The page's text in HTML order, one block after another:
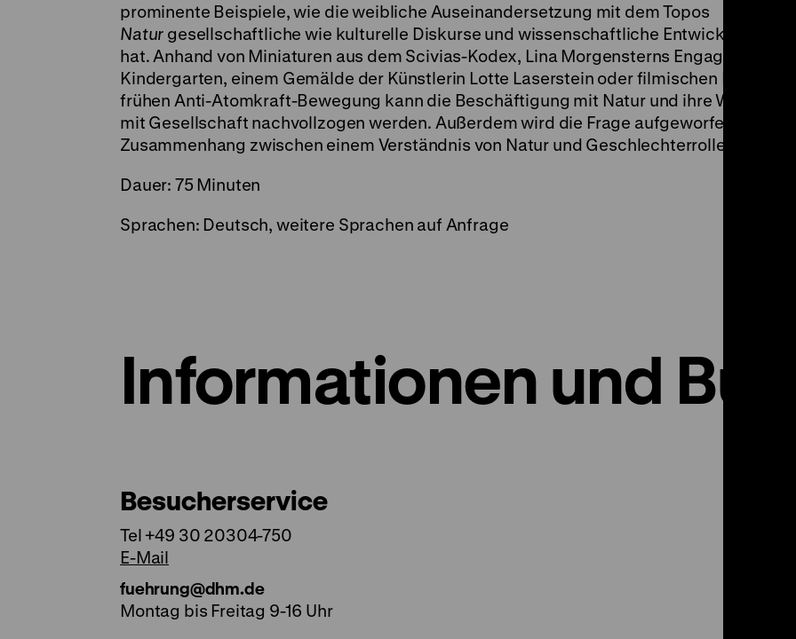
prominente Beispiele, wie die weibliche Auseinandersetzung mit dem Topos
Natur gesellschaftliche wie kulturelle Diskurse und wissenschaftliche Entwicklungen
hat. Anhand von Miniaturen aus dem Scivias-Kodex, Lina Morgensterns Engagement für
Kindergarten, einem Gemälde der Künstlerin Lotte Laserstein oder filmischen
frühen Anti-Atomkraft-Bewegung kann die Beschäftigung mit Natur und ihre
mit Gesellschaft nachvollzogen werden. Außerdem wird die Frage aufgeworfen, ob es
Zusammenhang zwischen einem Verständnis von Natur und Geschlechterrollenbildern
Dauer: 75 Minuten
Sprachen: Deutsch, weitere Sprachen auf Anfrage
Informationen und
Besucherservice
Tel +49 30 20304-750
E-Mail
fuehrung@dhm.de
Montag bis Freitag 9-16 Uhr